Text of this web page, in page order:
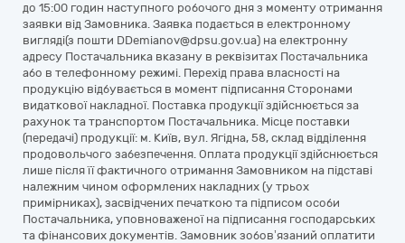
до 15:00 годин наступного робочого дня з моменту отримання
заявки від Замовника. Заявка подається в електронному
вигляді(з пошти DDemianov@dpsu.gov.ua) на електронну
адресу Постачальника вказану в реквізитах Постачальника
або в телефонному режимі. Перехід права власності на
продукцію відбувається в момент підписання Сторонами
видаткової накладної. Поставка продукції здійснюється за
рахунок та транспортом Постачальника. Місце поставки
(передачі) продукції: м. Київ, вул. Ягідна, 58, склад відділення
продовольчого забезпечення. Оплата продукції здійснюється
лише після її фактичного отримання Замовником на підставі
належним чином оформлених накладних (у трьох
примірниках), засвідчених печаткою та підписом особи
Постачальника, уповноваженої на підписання господарських
та фінансових документів. Замовник зобов’язаний оплатити